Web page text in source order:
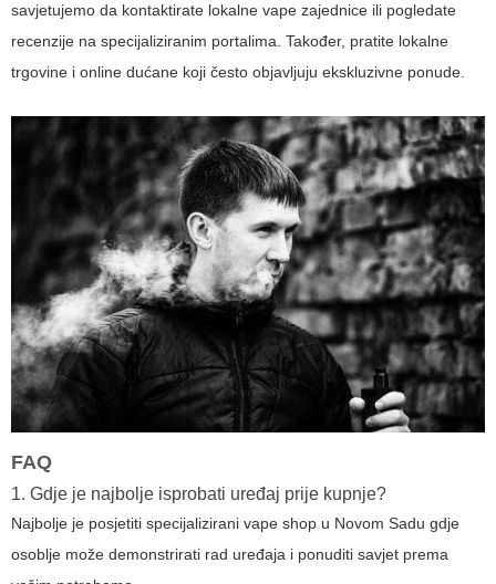
savjetujemo da kontaktirate lokalne vape zajednice ili pogledate
recenzije na specijaliziranim portalima. Također, pratite lokalne
trgovine i online dućane koji često objavljuju ekskluzivne ponude.
FAQ
1. Gdje je najbolje isprobati uređaj prije kupnje?
Najbolje je posjetiti specijalizirani vape shop u Novom Sadu gdje
osoblje može demonstrirati rad uređaja i ponuditi savjet prema